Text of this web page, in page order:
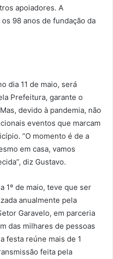
apoiadores. A
98 anos de fundação da
dia 11 de maio, será
Prefeitura, garante o
devido à pandemia, não
eventos que marcam
“O momento é de a
em casa, vamos
diz Gustavo.
1º de maio, teve que ser
anualmente pela
Garavelo, em parceria
das milhares de pessoas
festa reúne mais de 1
feita pela